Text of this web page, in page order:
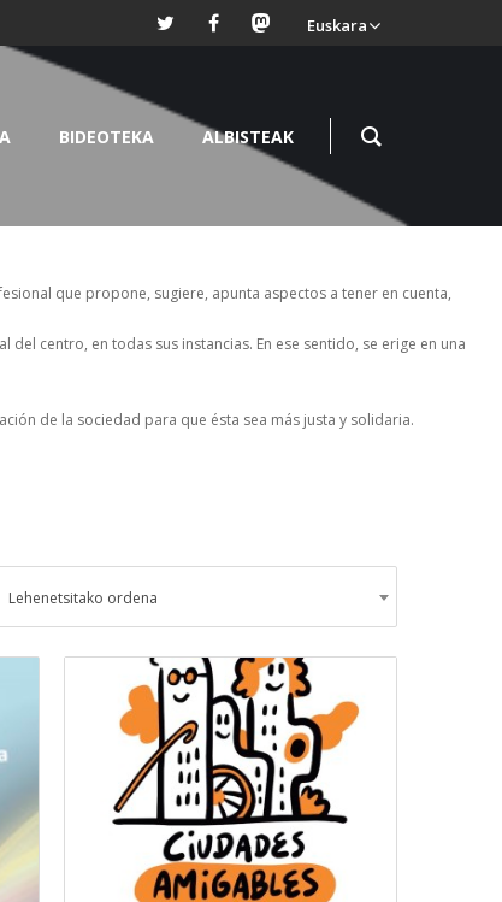
Euskara
BIDEOTEKA ALBISTEAK
que propone, sugiere, apunta aspectos a tener en cuenta,
centro, en todas sus instancias. En ese sentido, se erige en una
de la sociedad para que ésta sea más justa y solidaria.
Lehenetsitako ordena